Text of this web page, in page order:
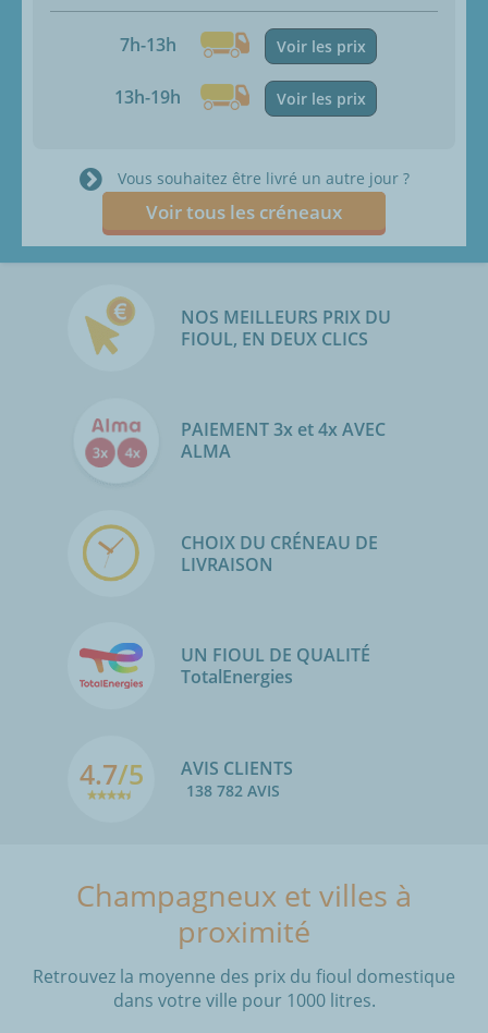
7h-13h Voir les prix
13h-19h Voir les prix
Vous souhaitez être livré un autre jour ?
Voir tous les créneaux
NOS MEILLEURS PRIX DU
FIOUL, EN DEUX CLICS
PAIEMENT 3x et 4x AVEC
ALMA
CHOIX DU CRÉNEAU DE
LIVRAISON
UN FIOUL DE QUALITÉ
TotalEnergies
4.7/5 AVIS CLIENTS
138 782 AVIS
Champagneux et villes à
proximité
Retrouvez la moyenne des prix du fioul domestique
dans votre ville pour 1000 litres.